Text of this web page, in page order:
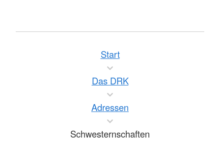
Start
Das DRK
Adressen
Schwesternschaften